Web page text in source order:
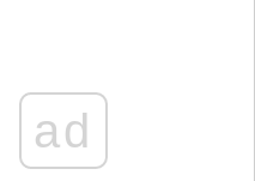
ad